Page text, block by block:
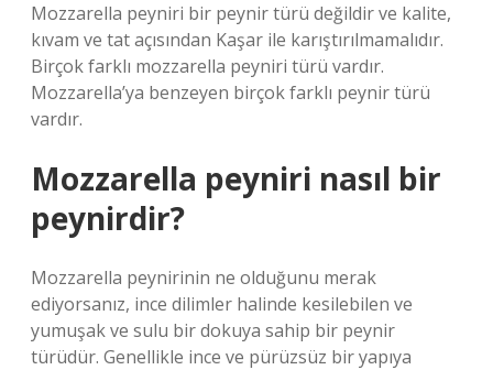
Mozzarella peyniri bir peynir türü değildir ve kalite,
kıvam ve tat açısından Kaşar ile karıştırılmamalıdır.
Birçok farklı mozzarella peyniri türü vardır.
Mozzarella’ya benzeyen birçok farklı peynir türü
vardır.
Mozzarella peyniri nasıl bir
peynirdir?
Mozzarella peynirinin ne olduğunu merak
ediyorsanız, ince dilimler halinde kesilebilen ve
yumuşak ve sulu bir dokuya sahip bir peynir
türüdür. Genellikle ince ve pürüzsüz bir yapıya